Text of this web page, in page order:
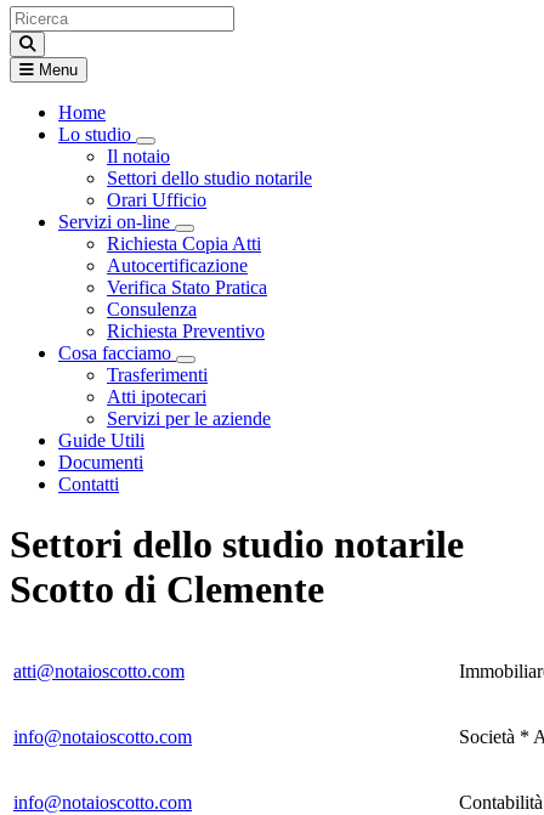
Menu
Home
Lo studio
Visualizza menù di secondo livello
Il notaio
Settori dello studio notarile
Orari Ufficio
Servizi on-line
Visualizza menù di secondo livello
Richiesta Copia Atti
Autocertificazione
Verifica Stato Pratica
Consulenza
Richiesta Preventivo
Cosa facciamo
Visualizza menù di secondo livello
Trasferimenti
Atti ipotecari
Servizi per le aziende
Guide Utili
Documenti
Contatti
Settori dello studio notarile
Scotto di Clemente
atti@notaioscotto.com
info@notaioscotto.com Società *
info@notaioscotto.com